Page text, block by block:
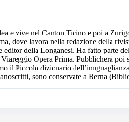
e vive nel Canton Ticino e poi a
dove lavora nella redazione della
editor della Longanesi. Ha fatto parte
Opera Prima. Pubblicherà poi
il Piccolo dizionario
sono conservate a Berna